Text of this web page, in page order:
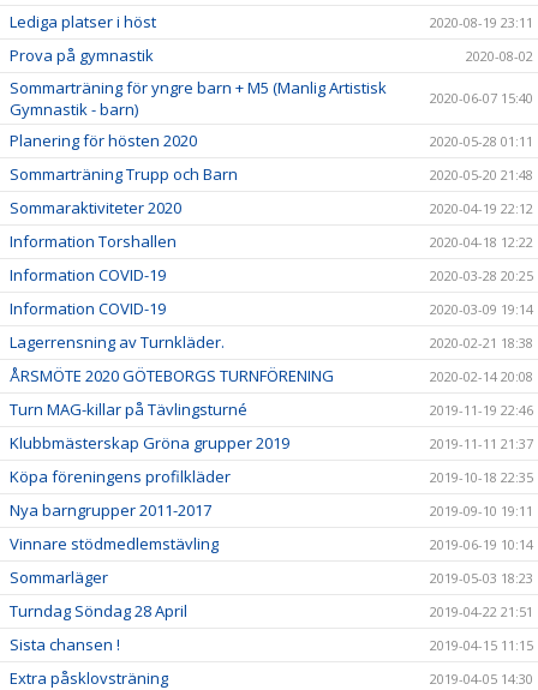
Lediga platser i höst 2020-08-19 23:11
Prova på gymnastik 2020-08-02
Sommarträning för yngre barn + M5 (Manlig Artistisk
Gymnastik - barn)
2020-06-07 15:40
Planering för hösten 2020 2020-05-28 01:11
Sommarträning Trupp och Barn 2020-05-20 21:48
Sommaraktiviteter 2020 2020-04-19 22:12
Information Torshallen 2020-04-18 12:22
Information COVID-19 2020-03-28 20:25
Information COVID-19 2020-03-09 19:14
Lagerrensning av Turnkläder. 2020-02-21 18:38
ÅRSMÖTE 2020 GÖTEBORGS TURNFÖRENING 2020-02-14 20:08
Turn MAG-killar på Tävlingsturné 2019-11-19 22:46
Klubbmästerskap Gröna grupper 2019 2019-11-11 21:37
Köpa föreningens profilkläder 2019-10-18 22:35
Nya barngrupper 2011-2017 2019-09-10 19:11
Vinnare stödmedlemstävling 2019-06-19 10:14
Sommarläger 2019-05-03 18:23
Turndag Söndag 28 April 2019-04-22 21:51
Sista chansen ! 2019-04-15 11:15
Extra påsklovsträning 2019-04-05 14:30